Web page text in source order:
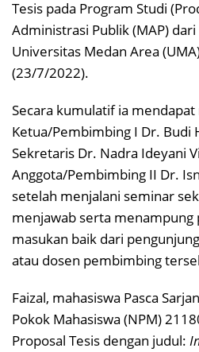
Tesis pada Program Studi
Administrasi Publik (MAP) dari
Universitas Medan Area
(23/7/2022).
Secara kumulatif ia mendapat
Ketua/Pembimbing I Dr. Budi
Sekretaris Dr. Nadra Ideyani
Anggota/Pembimbing II Dr.
setelah menjalani seminar
menjawab serta menampung
masukan baik dari
atau dosen pembimbing
Faizal, mahasiswa Pasca
Pokok Mahasiswa (NPM)
Proposal Tesis dengan judul: